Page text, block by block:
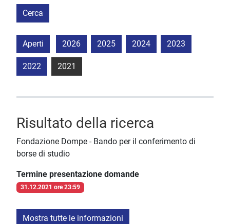
Cerca
Aperti 2026 2025 2024 2023
2022 2021
Risultato della ricerca
Fondazione Dompe - Bando per il conferimento di
borse di studio
Termine presentazione domande
31.12.2021 ore 23:59
Mostra tutte le informazioni